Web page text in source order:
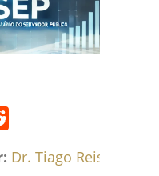
Dr. Tiago Reis